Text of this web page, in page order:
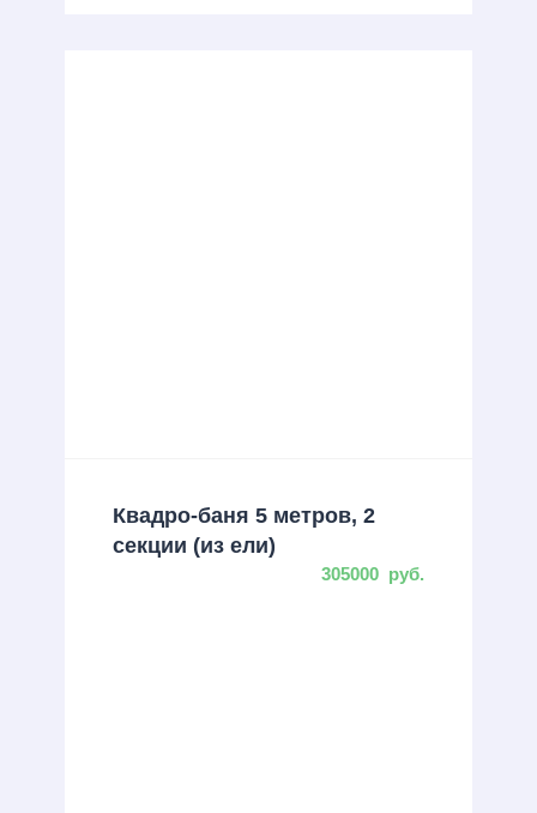
Квадро-баня 5 метров, 2
секции (из ели)
305000 руб.